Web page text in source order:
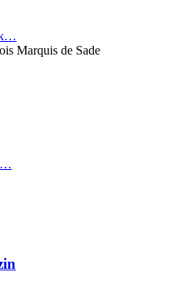
Marquis de Sade